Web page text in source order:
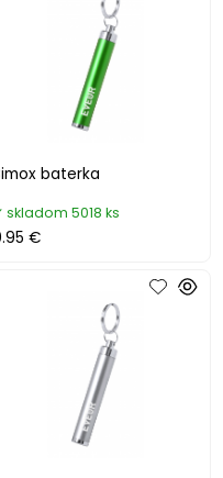
baterka
skladom 5018 ks
€